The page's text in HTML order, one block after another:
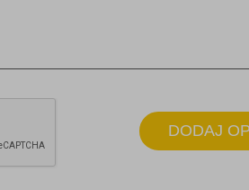
DODAJ